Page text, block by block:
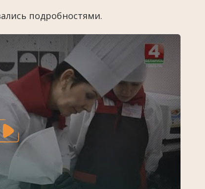
подробностями.